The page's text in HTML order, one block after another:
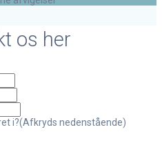
os her
i?(Afkryds nedenstående)